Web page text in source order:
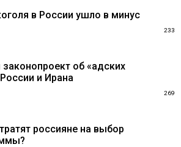
в России ушло в минус
233
об «адских
и Ирана
269
россияне на выбор